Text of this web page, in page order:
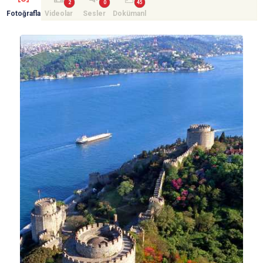
Fotoğrafla Videolar Sesler
Dokümanl